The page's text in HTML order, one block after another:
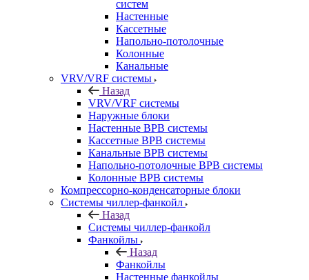
систем
Настенные
Кассетные
Напольно-потолочные
Колонные
Канальные
VRV/VRF системы
Назад
VRV/VRF системы
Наружные блоки
Настенные ВРВ системы
Кассетные ВРВ системы
Канальные ВРВ системы
Напольно-потолочные ВРВ системы
Колонные ВРВ системы
Компрессорно-конденсаторные блоки
Системы чиллер-фанкойл
Назад
Системы чиллер-фанкойл
Фанкойлы
Назад
Фанкойлы
Настенные фанкойлы